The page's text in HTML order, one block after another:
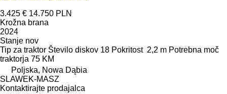
3.425 € 14.750 PLN
Krožna brana
2024
Stanje nov
Tip za traktor Število diskov 18 Pokritost 2,2 m Potrebna moč
traktorja 75 KM
Poljska, Nowa Dąbia
SLAWEK-MASZ
Kontaktirajte prodajalca